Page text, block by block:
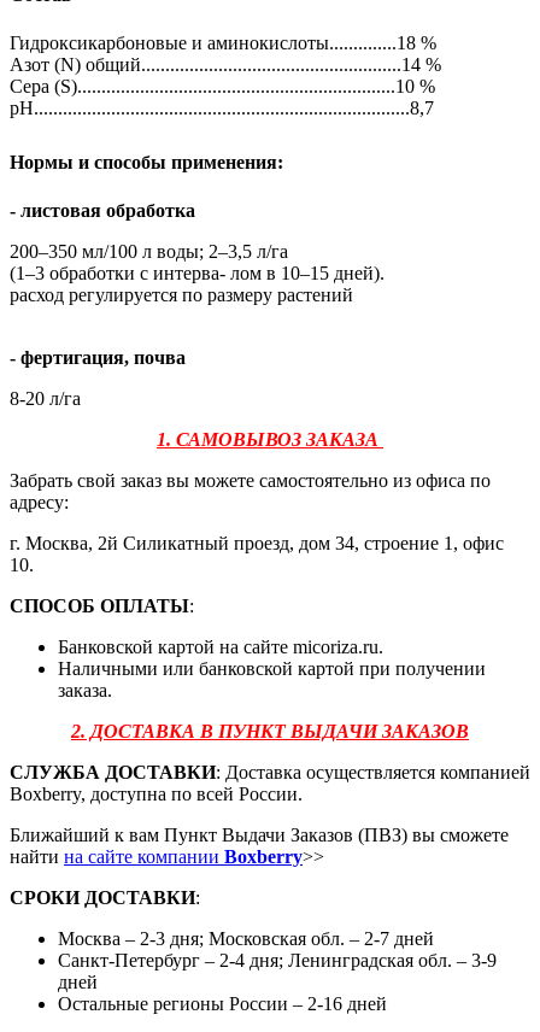
Гидроксикарбоновые и аминокислоты..............18 %
Азот (N) общий......................................................14 %
Сера (S)..................................................................10 %
pH..............................................................................8,7
Нормы и способы применения:
- листовая обработка
200–350 мл/100 л воды; 2–3,5 л/га
(1–3 обработки с интерва- лом в 10–15 дней).
расход регулируется по размеру растений
- фертигация, почва
8-20 л/га
1. САМОВЫВОЗ ЗАКАЗА
Забрать свой заказ вы можете самостоятельно из офиса по
адресу:
г. Москва, 2й Силикатный проезд, дом 34, строение 1, офис
10.
СПОСОБ ОПЛАТЫ:
Банковской картой на сайте micoriza.ru.
Наличными или банковской картой при получении
заказа.
2. ДОСТАВКА В ПУНКТ ВЫДАЧИ ЗАКАЗОВ
СЛУЖБА ДОСТАВКИ: Доставка осуществляется компанией
Boxberry, доступна по всей России.
Ближайший к вам Пункт Выдачи Заказов (ПВЗ) вы сможете
найти на сайте компании Boxberry>>
СРОКИ ДОСТАВКИ:
Москва – 2-3 дня; Московская обл. – 2-7 дней
Санкт-Петербург – 2-4 дня; Ленинградская обл. – 3-9
дней
Остальные регионы России – 2-16 дней